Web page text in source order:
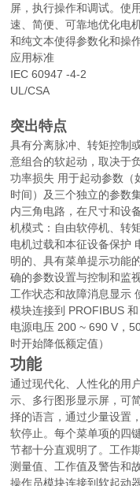
屏，执行操作和调试。使
速、简便、可靠地优化电
和纯文本使得参数化和操
应用标准
IEC 60947 -4-2
UL/CSA
突出特点
具有分离脉冲、转矩控制
意组合的软起动，取决于
功率损失 用于起动参数（
时间）及三个独立的参数
内三角电路，在尺寸和设
机模式：自由软停机、转
电机过载和本征设备保护
明的、具有菜单提示功能
确的参数设置与控制和监
工作状态和故障消息显示
模块连接到 PROFIBUS
电源电压 200 ~ 690 V，
时开始降低额定值）
功能
通过现代化、人性化的用
示、多行图形显示屏，可
择的语言，通过少量设置
软停止。每个菜单项的四
节都十分直观明了。工作
测量值、工作值及警告和
操作员模块连接到软起动